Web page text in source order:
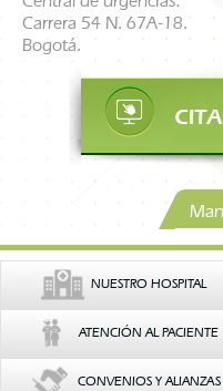
Carrera 54 N. 67A-18.
Bogotá.
NUESTRO HOSPITAL
ATENCIÓN AL PACIENTE
CONVENIOS Y ALIANZAS